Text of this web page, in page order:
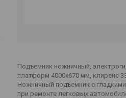
Подъемник ножничный,
платформ 4000х670 мм, клиренс
Ножничный подъемник с
при ремонте легковых